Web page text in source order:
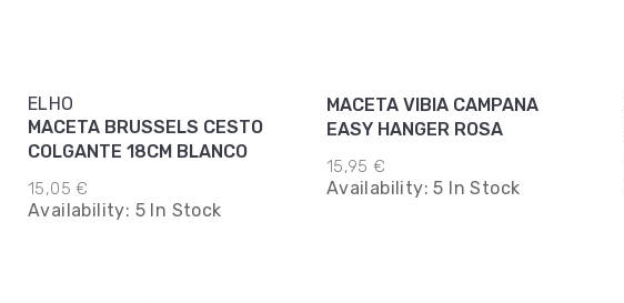
ELHO
MACETA BRUSSELS CESTO
COLGANTE 18CM BLANCO
15,05 €
Availability: 5 In Stock
MACETA VIBIA CAMPANA
EASY HANGER ROSA
15,95 €
Availability:5 In Stock